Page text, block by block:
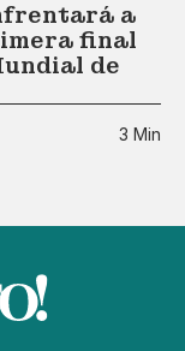
a
final
de
3 Min